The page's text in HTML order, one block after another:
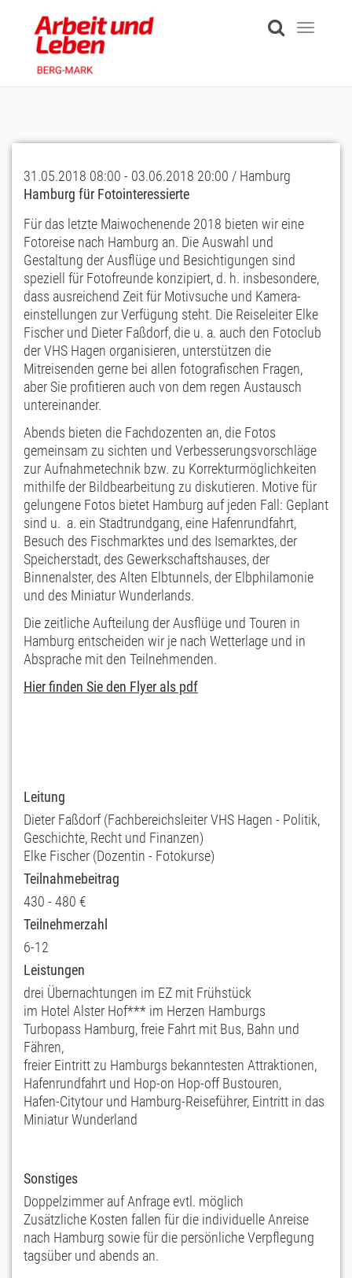
content
Toggle
31.05.2018 08:00 - 03.06.2018 20:00 / Hamburg
Hamburg für Fotointeressierte
Für das letzte Maiwochenende 2018 bieten wir eine
Fotoreise nach Hamburg an. Die Auswahl und
Gestaltung der Ausflüge und Besichtigungen sind
speziell für Fotofreunde konzipiert, d. h. insbesondere,
dass ausreichend Zeit für Motivsuche und Kamera­
einstellungen zur Verfügung steht. Die Reiseleiter Elke
Fischer und Dieter Faßdorf, die u. a. auch den Fotoclub
der VHS Hagen organisieren, unterstützen die
Mitreisenden gerne bei allen fotografischen Fragen,
aber Sie profitieren auch von dem regen Austausch
untereinander.
Abends bieten die Fachdozenten an, die Fotos
gemeinsam zu sichten und Verbesserungsvorschläge
zur Aufnahmetechnik bzw. zu Korrekturmöglichkeiten
mithilfe der Bildbearbeitung zu diskutieren. Motive für
gelungene Fotos bietet Hamburg auf jeden Fall: Geplant
sind u. a. ein Stadtrundgang, eine Hafen­rundfahrt,
Besuch des Fischmarktes und des Ise­marktes, der
Speicherstadt, des Gewerkschaftshauses, der
Binnenalster, des Alten Elbtunnels, der Elbphilamonie
und des Miniatur Wunderlands.
Die zeitliche Aufteilung der Ausflüge und Touren in
Hamburg entscheiden wir je nach Wetterlage und in
Absprache mit den Teilnehmenden.
Hier finden Sie den Flyer als pdf
Leitung
Dieter Faßdorf (Fachbereichsleiter VHS Hagen - Politik,
Geschichte, Recht und Finanzen)
Elke Fischer (Dozentin - Fotokurse)
Teilnahmebeitrag
430 - 480 €
Teilnehmerzahl
6-12
Leistungen
drei Übernachtungen im EZ mit Frühstück
im Hotel Alster Hof*** im Herzen Hamburgs
Turbopass Hamburg, freie Fahrt mit Bus, Bahn und
Fähren,
freier Eintritt zu Hamburgs bekanntesten Attraktionen,
Hafenrundfahrt und Hop-on Hop-off Bustouren,
Hafen-Citytour und Hamburg-Reiseführer, Eintritt in das
Miniatur Wunderland
Sonstiges
Doppelzimmer auf Anfrage evtl. möglich
Zusätzliche Kosten fallen für die individuelle Anreise
nach Hamburg sowie für die persönliche Verpflegung
tagsüber und abends an.